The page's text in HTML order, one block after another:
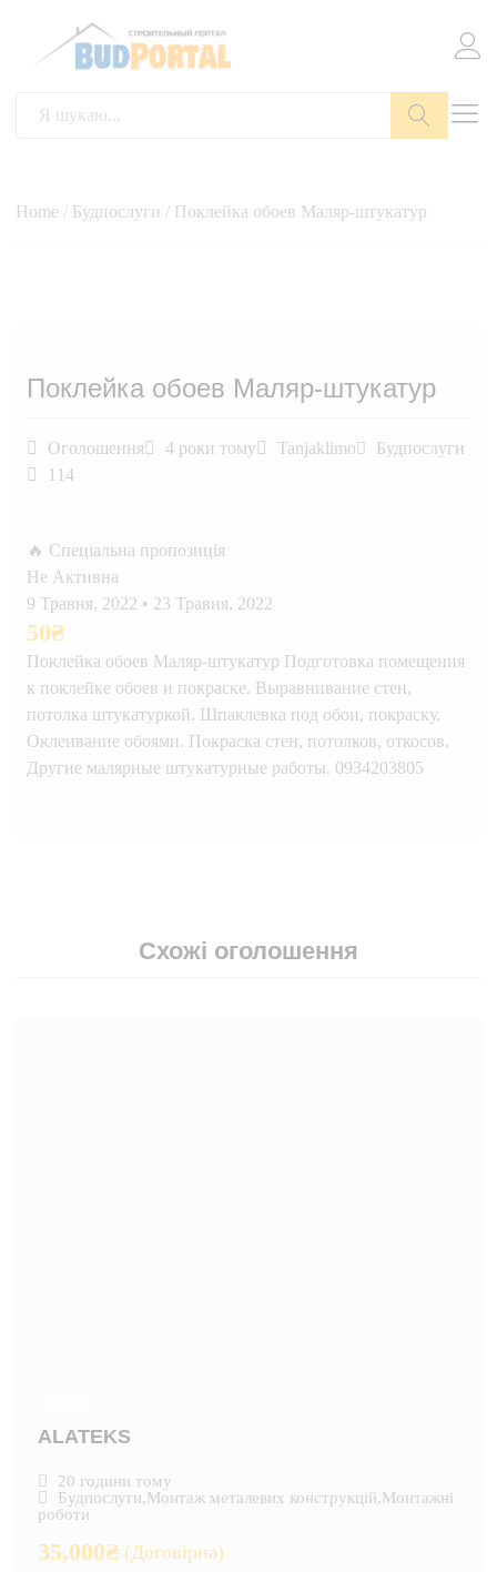
Home / Будпослуги / Поклейка обоев Маляр-штукатур
Поклейка обоев Маляр-штукатур
Оголошення 4 роки тому Tanjaklimo
Будпослуги
114
🔥 Спеціальна пропозиція
Не Активна
9 Травня, 2022 • 23 Травня, 2022
50₴
Поклейка обоев Маляр-штукатур Подготовка помещения
к поклейке обоев и покраске. Выравнивание стен,
потолка штукатуркой. Шпаклевка под обои, покраску.
Оклеивание обоями. Покраска стен, потолков, откосов.
Другие малярные штукатурные работы. 0934203805
Схожі оголошення
ALATEKS
20 години тому
Будпослуги,Монтаж металевих конструкцій,Монтажні
роботи
35,000₴ (Договірна)